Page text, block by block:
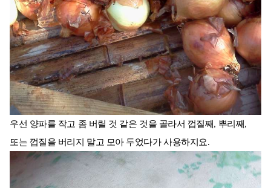
우선 양파를 작고 좀 버릴 것 같은 것을 골라서 껍질째, 뿌리째,
또는 껍질을 버리지 말고 모아 두었다가 사용하지요.